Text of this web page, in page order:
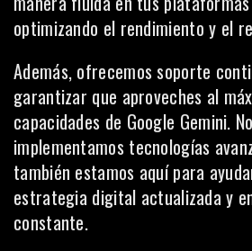
optimizando el rendimiento y el
Además, ofrecemos soporte
garantizar que aproveches al
capacidades de Google Gemini.
implementamos tecnologías
también estamos aquí para
estrategia digital actualizada y
constante.